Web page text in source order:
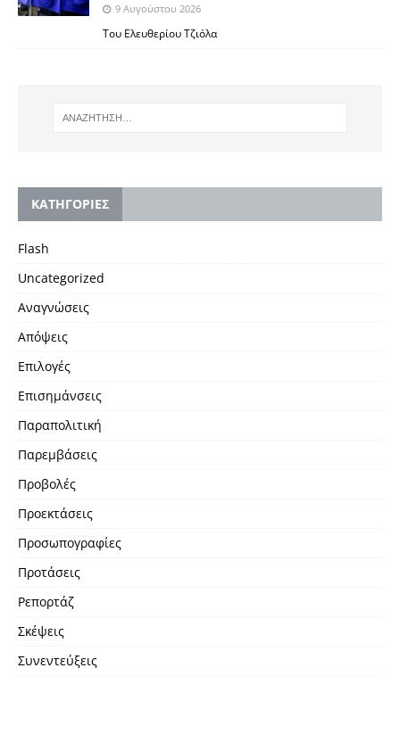
9 Αυγούστου 2026
Του Ελευθερίου Τζιόλα
KΑΤΗΓΟΡΙΕΣ
Flash
Uncategorized
Αναγνώσεις
Απόψεις
Επιλογές
Επισημάνσεις
Παραπολιτική
Παρεμβάσεις
Προβολές
Προεκτάσεις
Προσωπογραφίες
Προτάσεις
Ρεπορτάζ
Σκέψεις
Συνεντεύξεις